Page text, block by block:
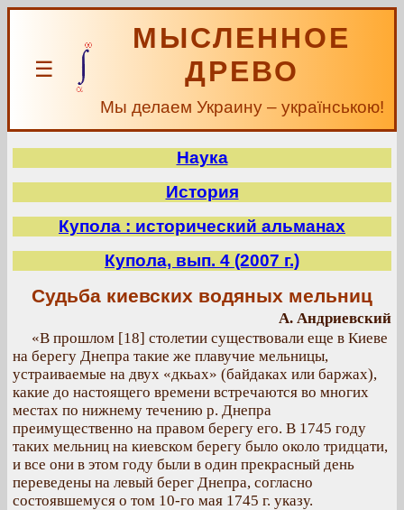
☰
МЫСЛЕННОЕ
ДРЕВО
Мы делаем Украину – українською!
Наука
История
Купола : исторический альманах
Купола, вып. 4 (2007 г.)
Судьба киевских водяных мельниц
А. Андриевский
«В прошлом [18] столетии существовали еще в Киеве
на берегу Днепра такие же плавучие мельницы,
устраиваемые на двух «дкьах» (байдаках или баржах),
какие до настоящего времени встречаются во многих
местах по нижнему течению р. Днепра
преимущественно на правом берегу его. В 1745 году
таких мельниц на киевском берегу было около тридцати,
и все они в этом году были в один прекрасный день
переведены на левый берег Днепра, согласно
состоявшемуся о том 10-го мая 1745 г. указу.